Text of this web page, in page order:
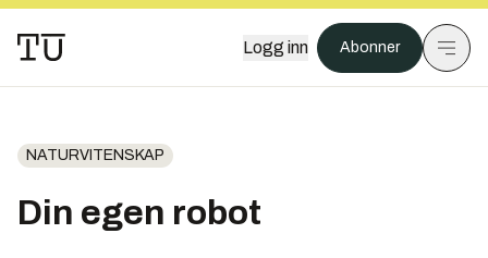
Logg inn Abonner
NATURVITENSKAP
Din egen robot